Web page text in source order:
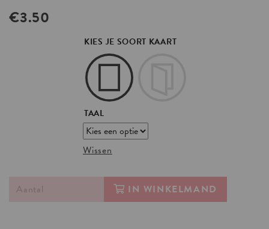
€3.50
KIES JE SOORT KAART
TAAL
Wissen
IN WINKELMAND